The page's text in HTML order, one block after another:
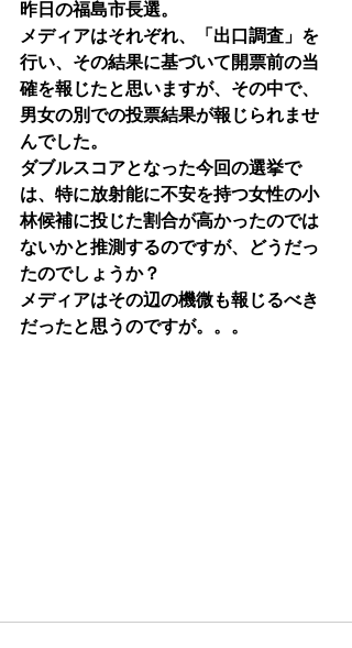
昨日の福島市長選。
メディアはそれぞれ、「出口調査」を
行い、その結果に基づいて開票前の当
確を報じたと思いますが、その中で、
男女の別での投票結果が報じられませ
んでした。
ダブルスコアとなった今回の選挙で
は、特に放射能に不安を持つ女性の小
林候補に投じた割合が高かったのでは
ないかと推測するのですが、どうだっ
たのでしょうか？
メディアはその辺の機微も報じるべき
だったと思うのですが。。。